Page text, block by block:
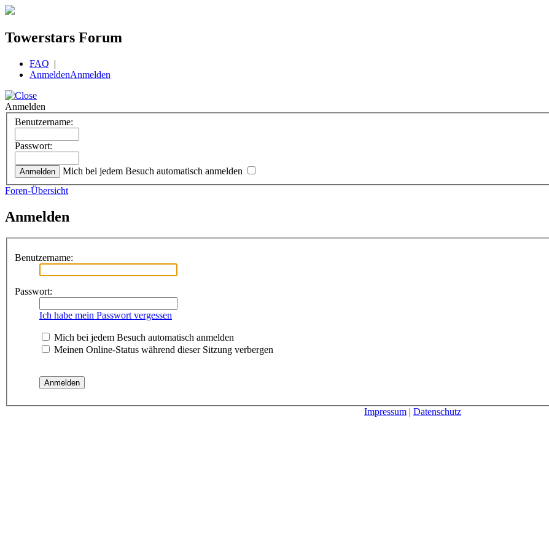
Towerstars Forum
FAQ |
AnmeldenAnmelden
Anmelden
Benutzername:
Passwort:
Mich bei jedem Besuch automatisch anmelden
Foren-Übersicht
Anmelden
Benutzername:
Passwort:
Ich habe mein Passwort vergessen
Mich bei jedem Besuch automatisch anmelden
Meinen Online-Status während dieser Sitzung verbergen
Impressum | Datenschutz